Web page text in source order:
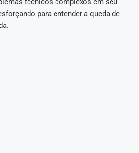
técnicos complexos em seu
para entender a queda de